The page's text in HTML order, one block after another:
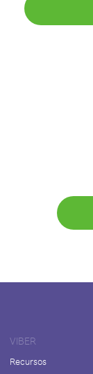
VIBER
Recursos